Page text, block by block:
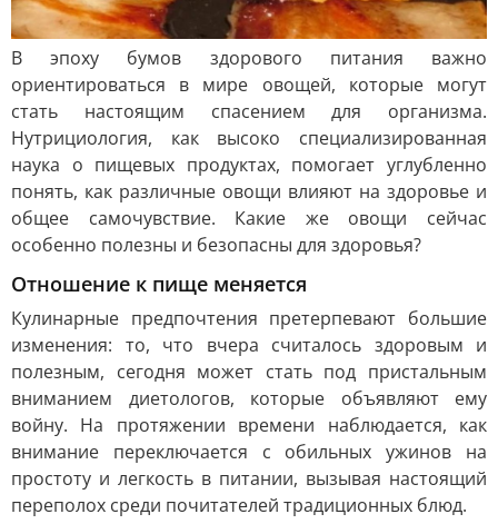
В эпоху бумов здорового питания важно
ориентироваться в мире овощей, которые могут
стать настоящим спасением для организма.
Нутрициология, как высоко специализированная
наука о пищевых продуктах, помогает углубленно
понять, как различные овощи влияют на здоровье и
общее самочувствие. Какие же овощи сейчас
особенно полезны и безопасны для здоровья?
Отношение к пище меняется
Кулинарные предпочтения претерпевают большие
изменения: то, что вчера считалось здоровым и
полезным, сегодня может стать под пристальным
вниманием диетологов, которые объявляют ему
войну. На протяжении времени наблюдается, как
внимание переключается с обильных ужинов на
простоту и легкость в питании, вызывая настоящий
переполох среди почитателей традиционных блюд.